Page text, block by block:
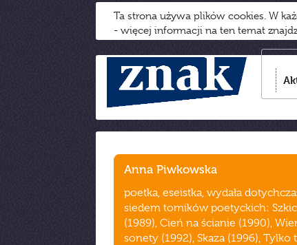
Ta strona używa plików cookies. W
- więcej informacji na ten temat
Anna Piwkowska
poetka, eseistka, wydała
siedem tomików poetyckich:
(1989), Cień na ścianie (1990),
sonety (1992), Skaza (1996), Tylko